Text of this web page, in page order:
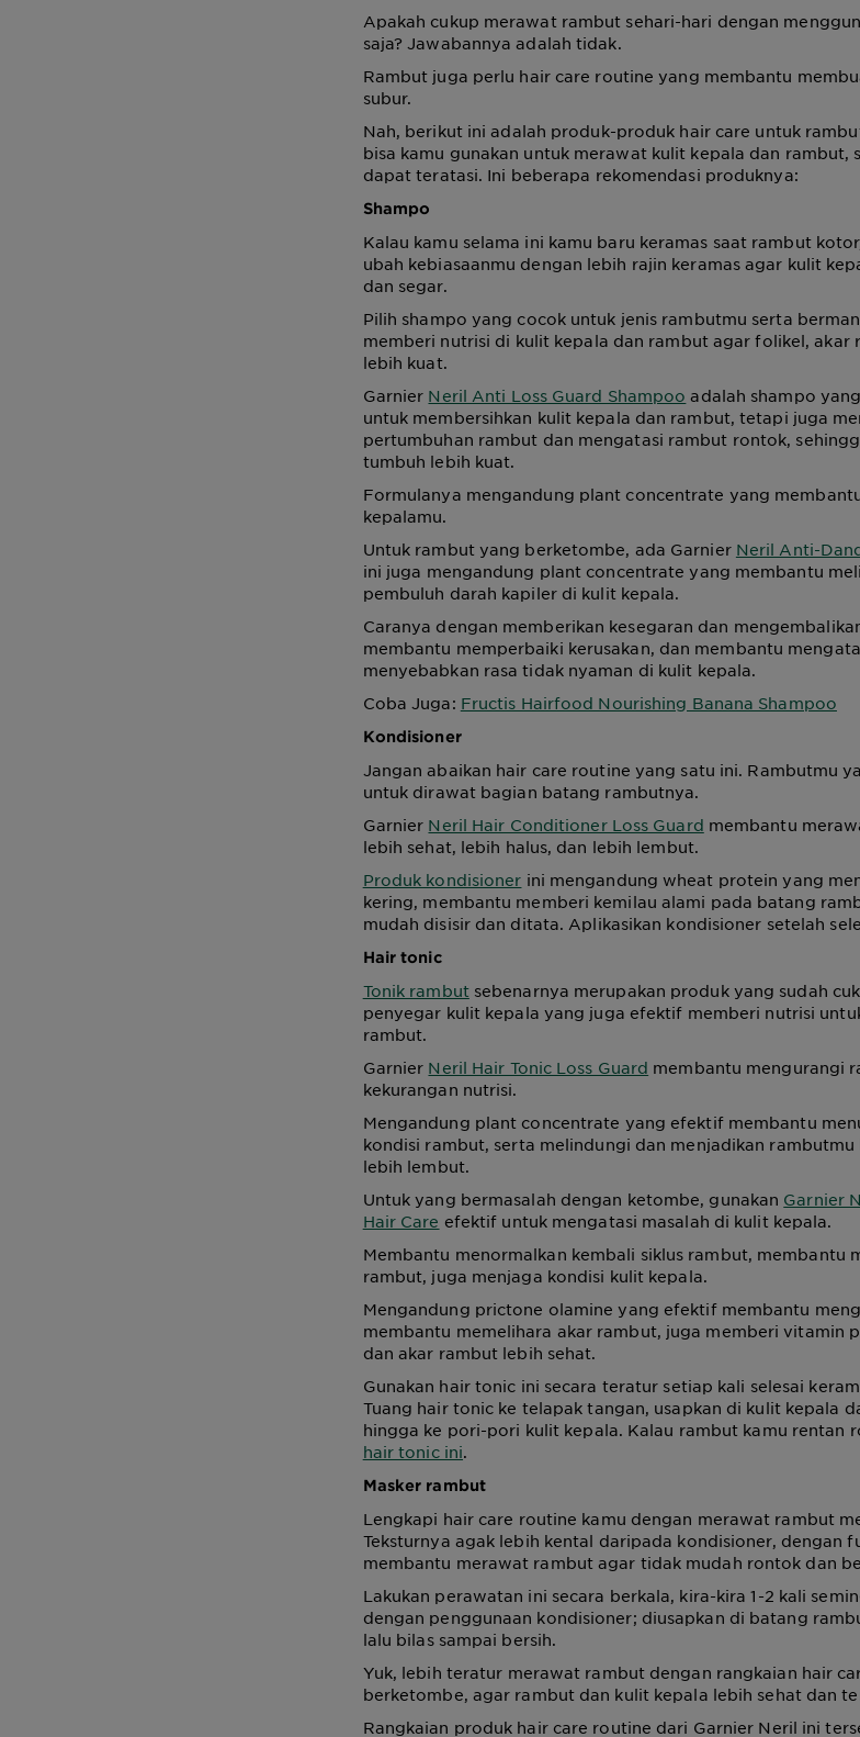
Apakah cukup merawat rambut sehari-hari dengan
saja? Jawabannya adalah tidak.
Rambut juga perlu hair care routine yang membantu
subur.
Nah, berikut ini adalah produk-produk hair care untuk
bisa kamu gunakan untuk merawat kulit kepala dan rambut,
dapat teratasi. Ini beberapa rekomendasi produknya:
Shampo
Kalau kamu selama ini kamu baru keramas saat rambut
ubah kebiasaanmu dengan lebih rajin keramas agar kulit
dan segar.
Pilih shampo yang cocok untuk jenis rambutmu serta
memberi nutrisi di kulit kepala dan rambut agar folikel,
lebih kuat.
Garnier Neril Anti Loss Guard Shampoo adalah shampo
untuk membersihkan kulit kepala dan rambut, tetapi juga
pertumbuhan rambut dan mengatasi rambut rontok,
tumbuh lebih kuat.
Formulanya mengandung plant concentrate yang
kepalamu.
Untuk rambut yang berketombe, ada Garnier Neril Anti-
ini juga mengandung plant concentrate yang membantu
pembuluh darah kapiler di kulit kepala.
Caranya dengan memberikan kesegaran dan
membantu memperbaiki kerusakan, dan membantu
menyebabkan rasa tidak nyaman di kulit kepala.
Coba Juga: Fructis Hairfood Nourishing Banana Shampoo
Kondisioner
Jangan abaikan hair care routine yang satu ini. Rambutmu
untuk dirawat bagian batang rambutnya.
Garnier Neril Hair Conditioner Loss Guard membantu
lebih sehat, lebih halus, dan lebih lembut.
Produk kondisioner ini mengandung wheat protein yang
kering, membantu memberi kemilau alami pada batang
mudah disisir dan ditata. Aplikasikan kondisioner setelah
Hair tonic
Tonik rambutsebenarnya merupakan produk yang sudah
penyegar kulit kepala yang juga efektif memberi nutrisi
rambut.
Garnier Neril Hair Tonic Loss Guard membantu mengurangi
kekurangan nutrisi.
Mengandung plant concentrate yang efektif membantu
kondisi rambut, serta melindungi dan menjadikan rambutmu
lebih lembut.
Untuk yang bermasalah dengan ketombe, gunakan Garnier
Hair Care efektif untuk mengatasi masalah di kulit kepala.
Membantu menormalkan kembali siklus rambut, membantu
rambut, juga menjaga kondisi kulit kepala.
Mengandung prictone olamine yang efektif membantu
membantu memelihara akar rambut, juga memberi vitamin
dan akar rambut lebih sehat.
Gunakan hair tonic ini secara teratur setiap kali selesai
Tuang hair tonic ke telapak tangan, usapkan di kulit kepala
hingga ke pori-pori kulit kepala. Kalau rambut kamu rentan
hair tonic ini.
Masker rambut
Lengkapi hair care routine kamu dengan merawat rambut
Teksturnya agak lebih kental daripada kondisioner, dengan
membantu merawat rambut agar tidak mudah rontok dan
Lakukan perawatan ini secara berkala, kira-kira 1-2 kali
dengan penggunaan kondisioner; diusapkan di batang
lalu bilas sampai bersih.
Yuk, lebih teratur merawat rambut dengan rangkaian hair
berketombe, agar rambut dan kulit kepala lebih sehat dan
Rangkaian produk hair care routine dari Garnier Neril ini